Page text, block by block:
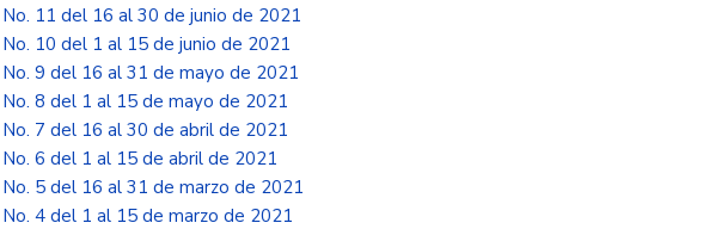
No. 11 del 16 al 30 de junio de 2021
No. 10 del 1 al 15 de junio de 2021
No. 9 del 16 al 31 de mayo de 2021
No. 8 del 1 al 15 de mayo de 2021
No. 7 del 16 al 30 de abril de 2021
No. 6 del 1 al 15 de abril de 2021
No. 5 del 16 al 31 de marzo de 2021
No. 4 del 1 al 15 de marzo de 2021